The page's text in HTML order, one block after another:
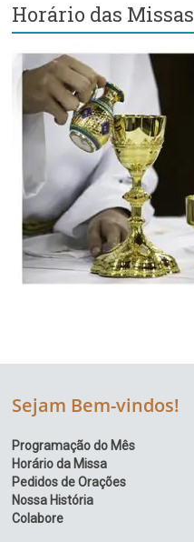
Bom
Retiro
Horário das Missas
Sejam Bem-vindos!
Programação do Mês
Horário da Missa
Pedidos de Orações
Nossa História
Colabore